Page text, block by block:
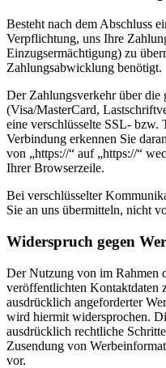
Besteht nach dem Abschluss
Verpflichtung, uns Ihre
Einzugsermächtigung) zu
Zahlungsabwicklung benötigt.
Der Zahlungsverkehr über die
(Visa/MasterCard,
eine verschlüsselte SSL-
Verbindung erkennen Sie
von „https://“ auf „https://“
Ihrer Browserzeile.
Bei verschlüsselter
Sie an uns übermitteln, nicht
Widerspruch gegen
Der Nutzung von im Rahmen
veröffentlichten Kontaktdaten
ausdrücklich angeforderter
wird hiermit widersprochen.
ausdrücklich rechtliche
Zusendung von
vor.